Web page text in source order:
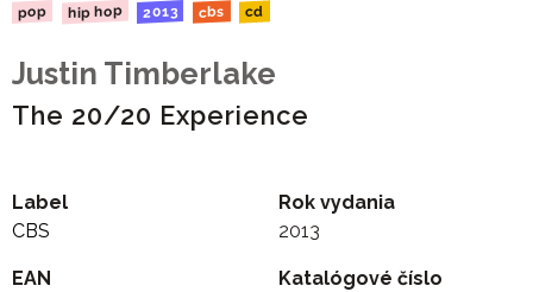
pop hip hop 2013 cbs cd
Justin Timberlake
The 20/20 Experience
Label
CBS
Rok vydania
2013
EAN
Katalógové číslo